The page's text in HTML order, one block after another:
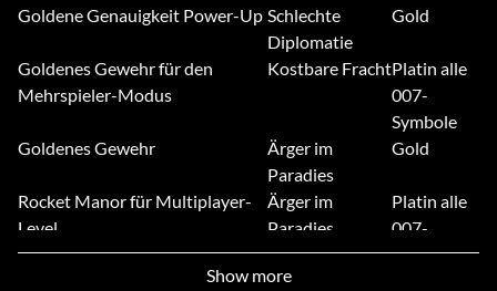
Goldene Genauigkeit Power-Up Schlechte
Diplomatie
Gold
Goldenes Gewehr für den
Mehrspieler-Modus
Kostbare FrachtPlatin alle
007-
Symbole
Goldenes Gewehr
Ärger im
Paradies
Gold
Rocket Manor für Multiplayer-
Level
Ärger im
Paradies
Platin alle
007-
Symbole
Kalter Empfang
Show more